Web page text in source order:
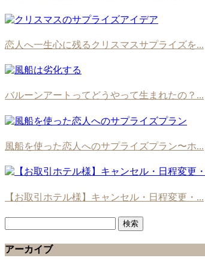
恋人へ一生心に残るクリスマスサプライズを...
バルーンアートってどうやって生まれたの？...
風船を使った恋人へのサプライズプラン〜ホ...
【お取引ホテル様】キャンセル・日程変更・...
アーカイブ